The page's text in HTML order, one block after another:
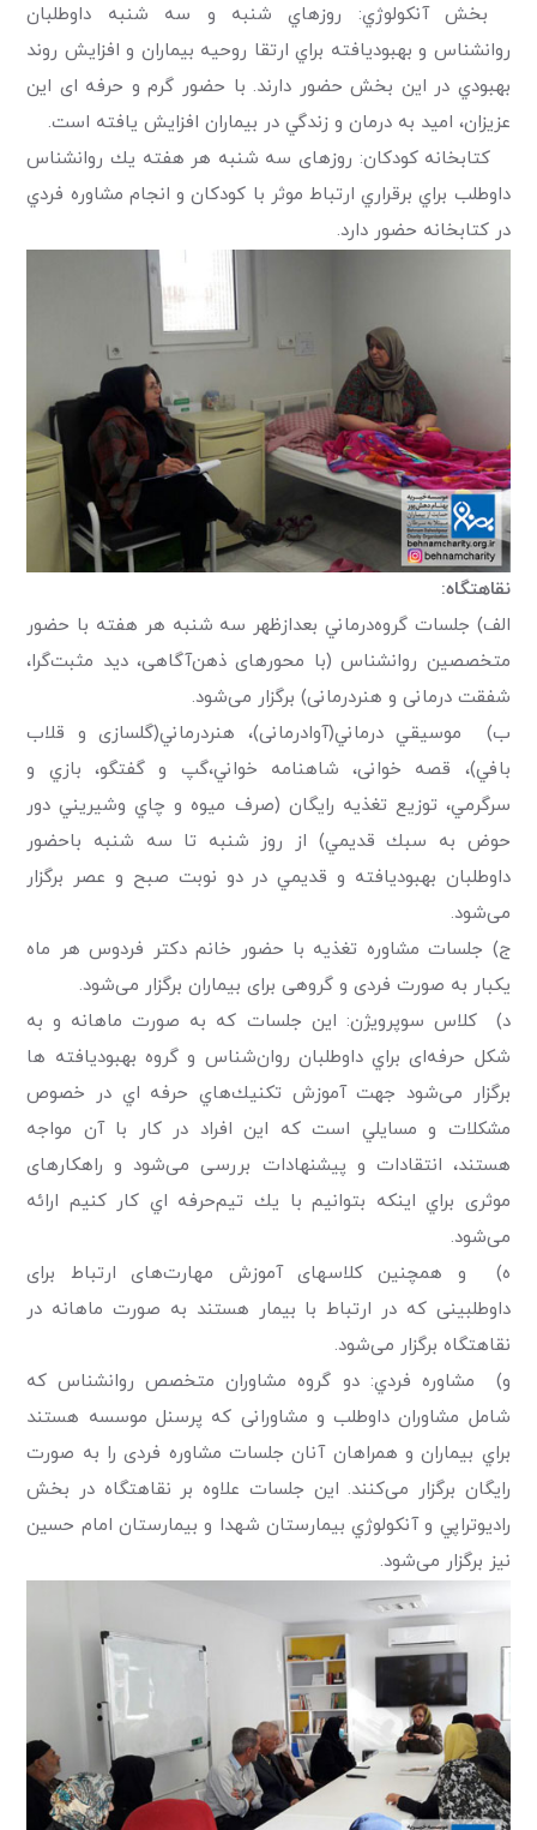
بخش آنكولوژي: روزهاي شنبه و سه شنبه داوطلبان
روانشناس و بهبوديافته براي ارتقا روحيه بيماران و افزايش روند
بهبودي در اين بخش حضور دارند. با حضور گرم و حرفه ای این
عزيزان، اميد به درمان و زندگي در بيماران افزايش يافته است.
كتابخانه كودكان: روزهای سه شنبه هر هفته يك روانشناس
داوطلب براي برقراري ارتباط موثر با كودكان و انجام مشاوره فردي
در كتابخانه حضور دارد.
نقاهتگاه:
الف) جلسات گروه‌درماني بعدازظهر سه شنبه هر هفته با حضور
متخصصین روانشناس (با محورهای ذهن‌آگاهی، دید مثبت‌گرا،
شفقت درمانی و هنردرمانی) برگزار می‌شود.
ب) موسيقي درماني(آوادرمانی)، هنردرماني(گلسازی و قلاب
بافي)، قصه خوانی، شاهنامه خواني،گپ و گفتگو، بازي و
سرگرمي، توزیع تغذیه رایگان (صرف ميوه و چاي وشيريني دور
حوض به سبك قديمي) از روز شنبه تا سه شنبه باحضور
داوطلبان بهبوديافته و قديمي در دو نوبت صبح و عصر برگزار
می‌شود.
ج) جلسات مشاوره تغذیه با حضور خانم دکتر فردوس هر ماه
یکبار به صورت فردی و گروهی برای بیماران برگزار می‌شود.
د) كلاس سوپرويژن: اين جلسات که به صورت ماهانه و به
شکل حرفه‌ای براي داوطلبان روان‌شناس و گروه بهبوديافته ها
برگزار می‌شود جهت آموزش تكنيك‌هاي حرفه اي در خصوص
مشكلات و مسايلي است که این افراد در كار با آن مواجه
هستند، انتقادات و پيشنهادات بررسی می‌شود و راهکارهای
موثری براي اينكه بتوانيم با يك تيم‌حرفه اي كار كنيم ارائه
می‌شود.
ه) و همچنین کلاسهای آموزش مهارت‌های ارتباط برای
داوطلبینی که در ارتباط با بیمار هستند به صورت ماهانه در
نقاهتگاه برگزار می‌شود.
و) مشاوره فردي: دو گروه مشاوران متخصص روانشناس که
شامل مشاوران داوطلب و مشاورانی که پرسنل موسسه هستند
براي بيماران و همراهان آنان جلسات مشاوره فردی را به صورت
رایگان برگزار می‌کنند. این جلسات علاوه بر نقاهتگاه در بخش
راديوتراپي و آنكولوژي بیمارستان شهدا و بیمارستان امام حسین
نیز برگزار می‌شود.